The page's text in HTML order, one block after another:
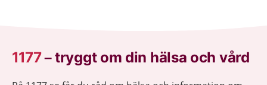
1177–tryggt om din hälsa och vård